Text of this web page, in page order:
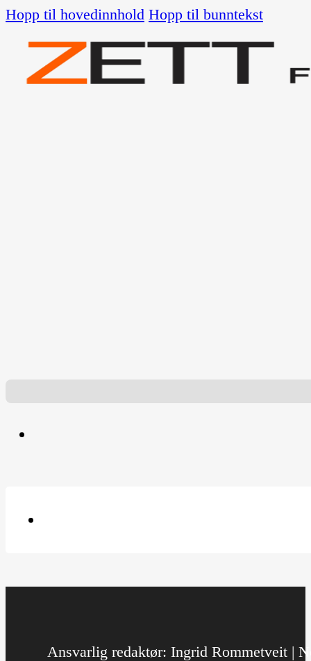
Hopp til hovedinnhold Hopp til bunntekst
Ansvarlig redaktør: Ingrid Rommetveit |